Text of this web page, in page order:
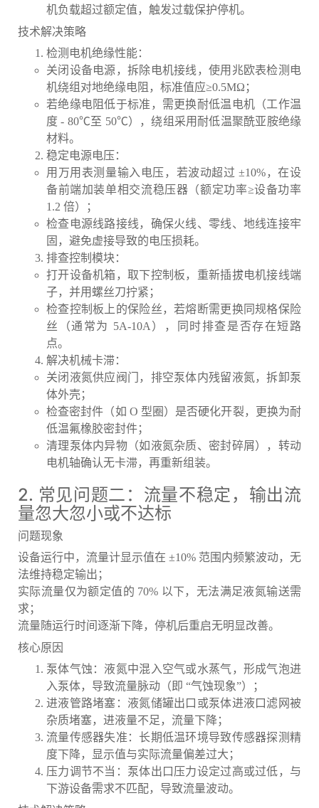
机负载超过额定值，触发过载保护停机。
技术解决策略
检测电机绝缘性能：
关闭设备电源，拆除电机接线，使用兆欧表检测电
机绕组对地绝缘电阻，标准值应≥0.5MΩ；
若绝缘电阻低于标准，需更换耐低温电机（工作温
度 - 80℃至 50℃），绕组采用耐低温聚酰亚胺绝缘
材料。
稳定电源电压：
用万用表测量输入电压，若波动超过 ±10%，在设
备前端加装单相交流稳压器（额定功率≥设备功率
1.2 倍）；
检查电源线路接线，确保火线、零线、地线连接牢
固，避免虚接导致的电压损耗。
排查控制模块：
打开设备机箱，取下控制板，重新插拔电机接线端
子，并用螺丝刀拧紧；
检查控制板上的保险丝，若熔断需更换同规格保险
丝（通常为 5A-10A），同时排查是否存在短路
点。
解决机械卡滞：
关闭液氮供应阀门，排空泵体内残留液氮，拆卸泵
体外壳；
检查密封件（如 O 型圈）是否硬化开裂，更换为耐
低温氟橡胶密封件；
清理泵体内异物（如液氮杂质、密封碎屑），转动
电机轴确认无卡滞，再重新组装。
2. 常见问题二：流量不稳定，输出流
量忽大忽小或不达标
问题现象
设备运行中，流量计显示值在 ±10% 范围内频繁波动，无
法维持稳定输出；
实际流量仅为额定值的 70% 以下，无法满足液氮输送需
求；
流量随运行时间逐渐下降，停机后重启无明显改善。
核心原因
泵体气蚀：液氮中混入空气或水蒸气，形成气泡进
入泵体，导致流量脉动（即 “气蚀现象”）；
进液管路堵塞：液氮储罐出口或泵体进液口滤网被
杂质堵塞，进液量不足，流量下降；
流量传感器失准：长期低温环境导致传感器探测精
度下降，显示值与实际流量偏差过大；
压力调节不当：泵体出口压力设定过高或过低，与
下游设备需求不匹配，导致流量波动。